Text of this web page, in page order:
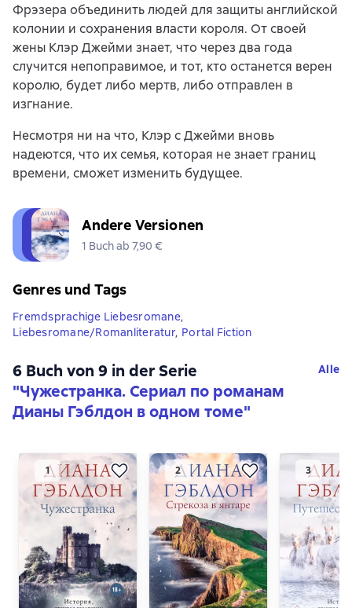
Фрэзера объединить людей для защиты английской
колонии и сохранения власти короля. От своей
жены Клэр Джейми знает, что через два года
случится непоправимое, и тот, кто останется верен
королю, будет либо мертв, либо отправлен в
изгнание.
Несмотря ни на что, Клэр с Джейми вновь
надеются, что их семья, которая не знает границ
времени, сможет изменить будущее.
Andere Versionen
1 Buch ab 7,90 €
Genres und Tags
Fremdsprachige Liebesromane,
Liebesromane/Romanliteratur, Portal Fiction
6 Buch von 9 in der Serie
"Чужестранка. Сериал по романам
Дианы Гэблдон в одном томе"
Alle